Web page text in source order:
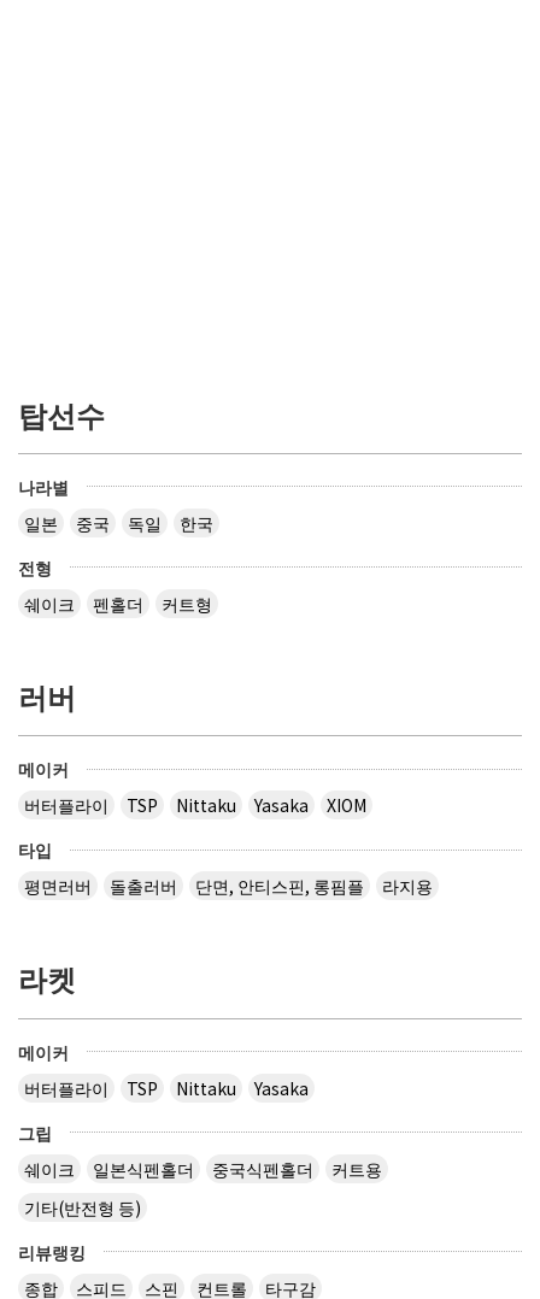
탑선수
나라별
일본
중국 독일
한국
전형
쉐이크
펜홀더 커트형
러버
메이커
버터플라이
TSP Nittaku Yasaka
XIOM
타입
평면러버
돌출러버 단면, 안티스핀, 롱핌플 라지용
라켓
메이커
버터플라이
TSP Nittaku
Yasaka
그립
쉐이크
일본식펜홀더 중국식펜홀더
커트용
기타(반전형 등)
리뷰랭킹
종합
스피드 스핀 컨트롤 타구감